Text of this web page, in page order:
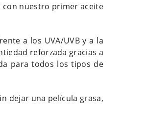
con nuestro primer aceite
a los UVA/UVB y a la
reforzada gracias a
para todos los tipos de
dejar una película grasa,